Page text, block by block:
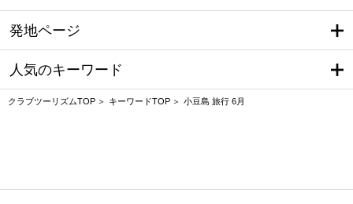
発地ページ
人気のキーワード
クラブツーリズムTOP キーワードTOP 小豆島 旅行 6月